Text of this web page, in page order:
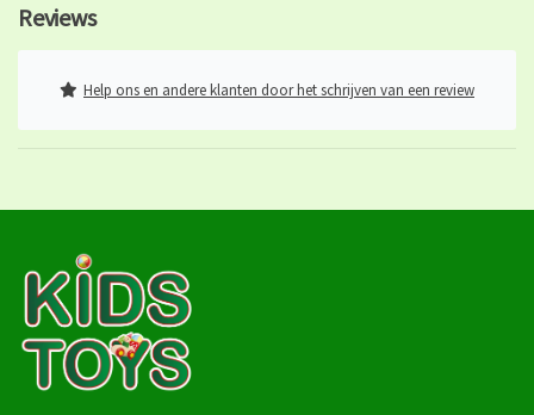
Reviews
Help ons en andere klanten door het schrijven van een review